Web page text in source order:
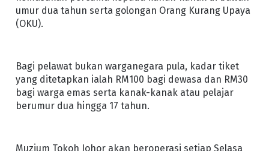
umur dua tahun serta golongan Orang Kurang Upaya
(OKU).
Bagi pelawat bukan warganegara pula, kadar tiket
yang ditetapkan ialah RM100 bagi dewasa dan RM30
bagi warga emas serta kanak-kanak atau pelajar
berumur dua hingga 17 tahun.
Muzium Tokoh Johor akan beroperasi setiap Selasa